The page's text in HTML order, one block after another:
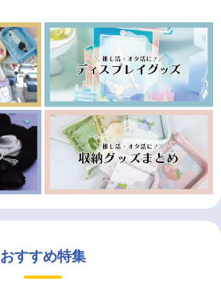
おすすめ特集